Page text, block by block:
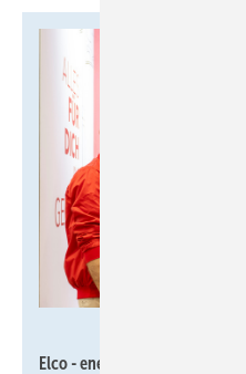
Elco - energieoptimierte